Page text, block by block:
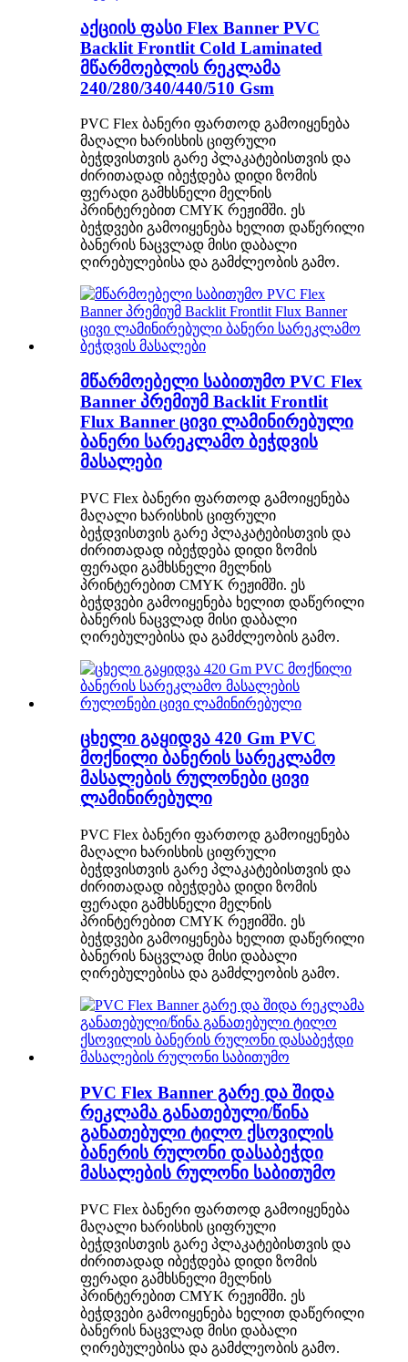
აქციის ფასი Flex Banner PVC
Backlit Frontlit Cold Laminated
მწარმოებლის რეკლამა
240/280/340/440/510 Gsm
PVC Flex ბანერი ფართოდ გამოიყენება
მაღალი ხარისხის ციფრული
ბეჭდვისთვის გარე პლაკატებისთვის და
ძირითადად იბეჭდება დიდი ზომის
ფერადი გამხსნელი მელნის
პრინტერებით CMYK რეჟიმში. ეს
ბეჭდვები გამოიყენება ხელით დაწერილი
ბანერის ნაცვლად მისი დაბალი
ღირებულებისა და გამძლეობის გამო.
მწარმოებელი საბითუმო PVC Flex
Banner პრემიუმ Backlit Frontlit
Flux Banner ცივი ლამინირებული
ბანერი სარეკლამო ბეჭდვის
მასალები
PVC Flex ბანერი ფართოდ გამოიყენება
მაღალი ხარისხის ციფრული
ბეჭდვისთვის გარე პლაკატებისთვის და
ძირითადად იბეჭდება დიდი ზომის
ფერადი გამხსნელი მელნის
პრინტერებით CMYK რეჟიმში. ეს
ბეჭდვები გამოიყენება ხელით დაწერილი
ბანერის ნაცვლად მისი დაბალი
ღირებულებისა და გამძლეობის გამო.
ცხელი გაყიდვა 420 Gm PVC
მოქნილი ბანერის სარეკლამო
მასალების რულონები ცივი
ლამინირებული
PVC Flex ბანერი ფართოდ გამოიყენება
მაღალი ხარისხის ციფრული
ბეჭდვისთვის გარე პლაკატებისთვის და
ძირითადად იბეჭდება დიდი ზომის
ფერადი გამხსნელი მელნის
პრინტერებით CMYK რეჟიმში. ეს
ბეჭდვები გამოიყენება ხელით დაწერილი
ბანერის ნაცვლად მისი დაბალი
ღირებულებისა და გამძლეობის გამო.
PVC Flex Banner გარე და შიდა
რეკლამა განათებული/წინა
განათებული ტილო ქსოვილის
ბანერის რულონი დასაბეჭდი
მასალების რულონი საბითუმო
PVC Flex ბანერი ფართოდ გამოიყენება
მაღალი ხარისხის ციფრული
ბეჭდვისთვის გარე პლაკატებისთვის და
ძირითადად იბეჭდება დიდი ზომის
ფერადი გამხსნელი მელნის
პრინტერებით CMYK რეჟიმში. ეს
ბეჭდვები გამოიყენება ხელით დაწერილი
ბანერის ნაცვლად მისი დაბალი
ღირებულებისა და გამძლეობის გამო.